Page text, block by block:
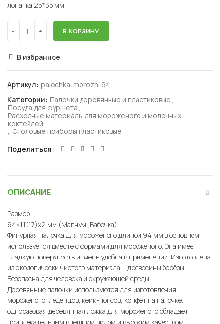
лопатка 25*35 мм
В КОРЗИНУ
В избранное
Артикул: palochka-morozh-94
Категории: Палочки деревянные и пластиковые ,
Посуда для фуршета ,
Расходные материалы для мороженого и молочных
коктейлей
, Столовые приборы пластиковые
Поделиться
ОПИСАНИЕ
Размер
94×11(17)x2 мм (Магнум ,Бабочка)
Фигурная палочка для мороженого длиной 94 мм в основном
используется вместе с формами для мороженого. Она имеет
гладкую поверхность и очень удобна в применении. Изготовлена
из экологически чистого материала – древесины берёзы.
Безопасна для человека и окружающей среды
Деревянные палочки используются для изготовления
мороженого, леденцов, кейк-попсов, конфет на палочке.
одноразовая деревянная ложка для мороженого обладает
привлекательным внешним видом и высоким качеством